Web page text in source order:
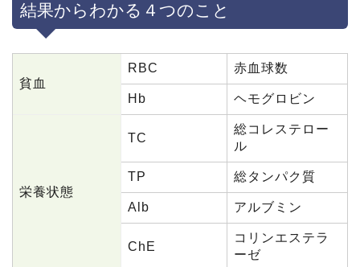
結果からわかる４つのこと
貧血
RBC 赤血球数
Hb ヘモグロビン
栄養状態
TC
総コレステロー
ル
TP 総タンパク質
Alb アルブミン
ChE
コリンエステラ
ーゼ